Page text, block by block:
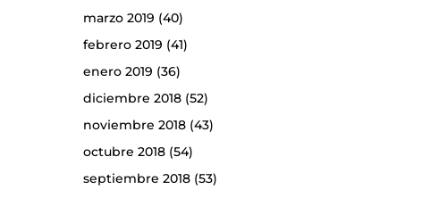
marzo 2019 (40)
febrero 2019 (41)
enero 2019 (36)
diciembre 2018(52)
noviembre 2018(43)
octubre 2018(54)
septiembre 2018(53)